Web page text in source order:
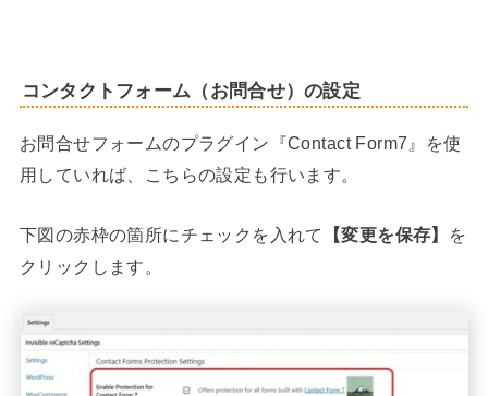
コンタクトフォーム（お問合せ）の設定
お問合せフォームのプラグイン『Contact Form7』を使
用していれば、こちらの設定も行います。
下図の赤枠の箇所にチェックを入れて 【変更を保存】
を
クリックします。